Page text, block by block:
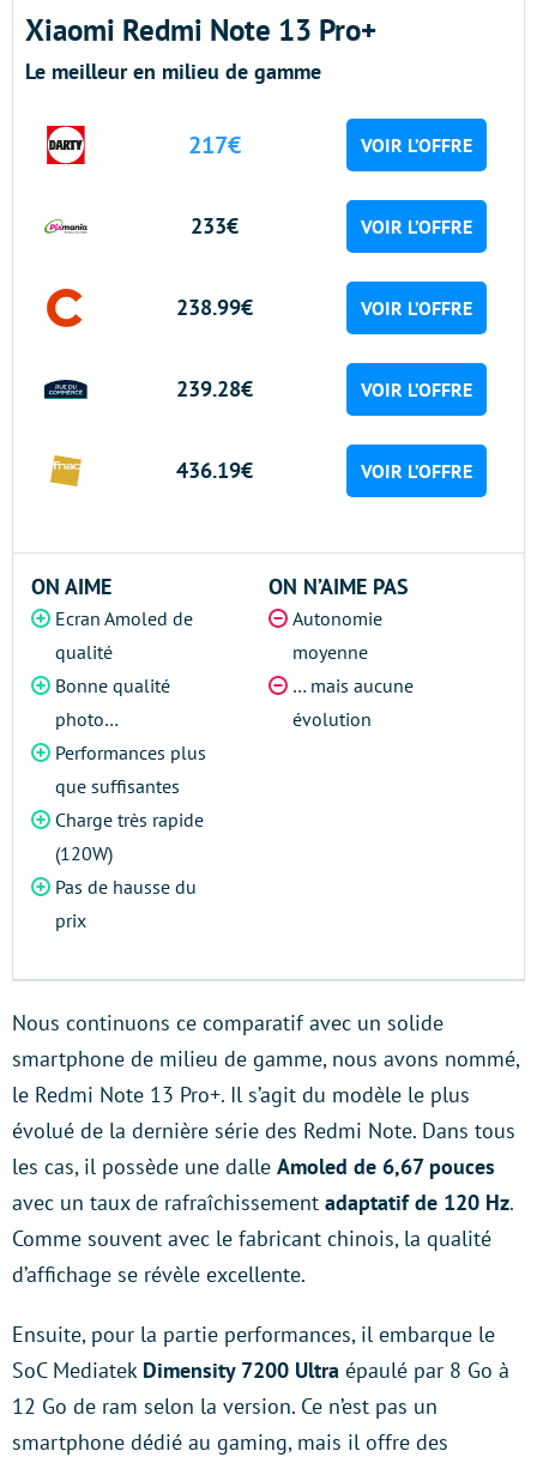
Xiaomi Redmi Note 13 Pro+
Le meilleur en milieu de gamme
217€ VOIR L’OFFRE
233€ VOIR L’OFFRE
238.99€ VOIR L’OFFRE
239.28€ VOIR L’OFFRE
436.19€ VOIR L’OFFRE
ON AIME
Ecran Amoled de
qualité
Bonne qualité
photo…
Performances plus
que suffisantes
Charge très rapide
(120W)
Pas de hausse du
prix
ON N’AIME PAS
Autonomie
moyenne
… mais aucune
évolution
Nous continuons ce comparatif avec un solide
smartphone de milieu de gamme, nous avons nommé,
le Redmi Note 13 Pro+. Il s’agit du modèle le plus
évolué de la dernière série des Redmi Note. Dans tous
les cas, il possède une dalle Amoled de 6,67 pouces
avec un taux de rafraîchissement adaptatif de 120 Hz.
Comme souvent avec le fabricant chinois, la qualité
d’affichage se révèle excellente.
Ensuite, pour la partie performances, il embarque le
SoC Mediatek Dimensity 7200 Ultra épaulé par 8 Go à
12 Go de ram selon la version. Ce n’est pas un
smartphone dédié au gaming, mais il offre des